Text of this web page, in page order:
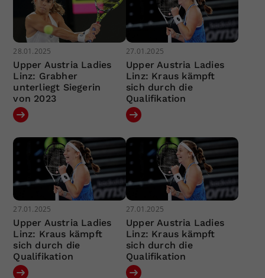
28.01.2025
Upper Austria Ladies
Linz: Grabher
unterliegt Siegerin
von 2023
27.01.2025
Upper Austria Ladies
Linz: Kraus kämpft
sich durch die
Qualifikation
27.01.2025
Upper Austria Ladies
Linz: Kraus kämpft
sich durch die
Qualifikation
27.01.2025
Upper Austria Ladies
Linz: Kraus kämpft
sich durch die
Qualifikation